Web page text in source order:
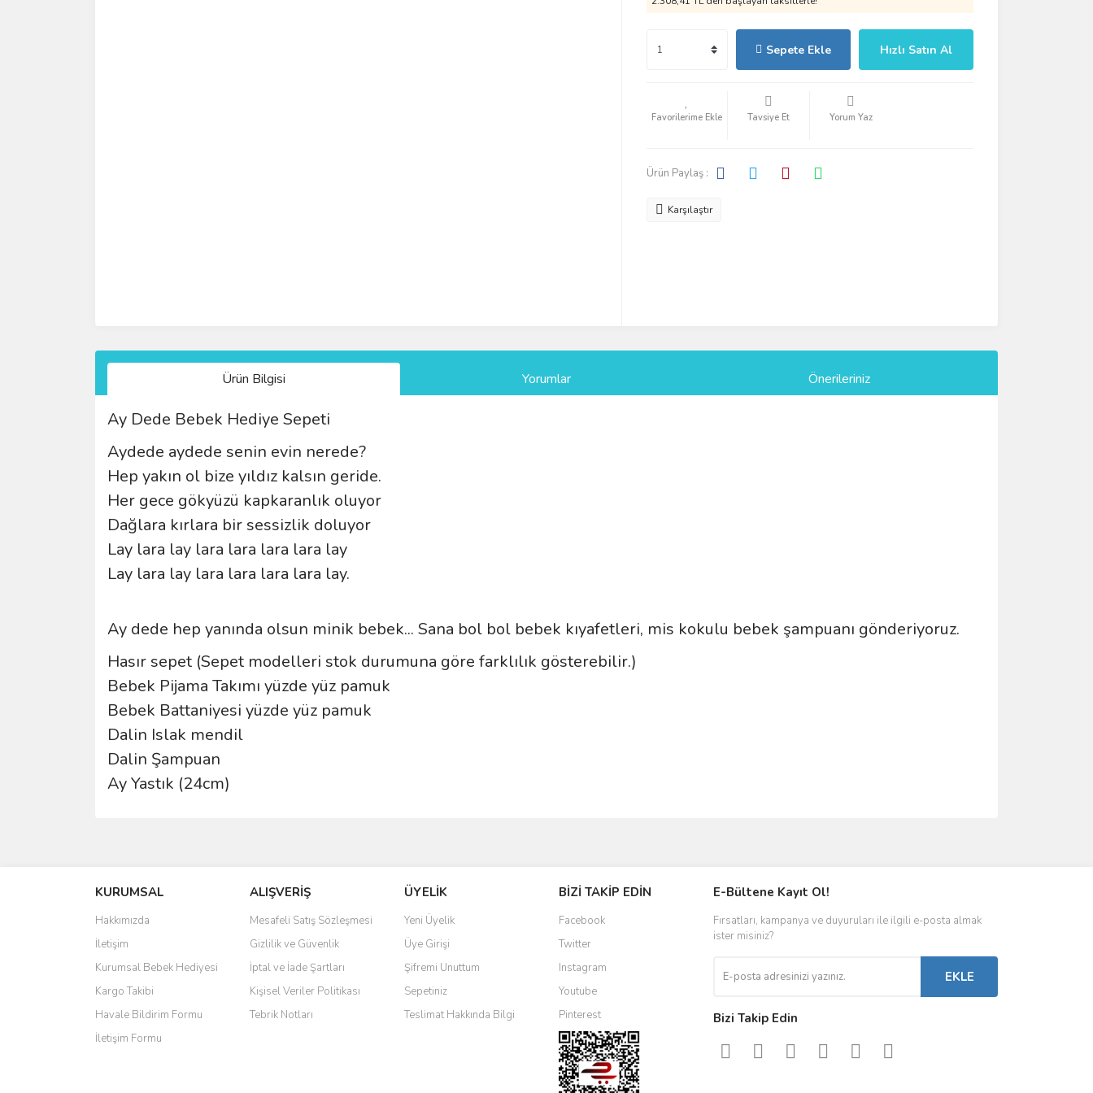
Sepete Ekle Hızlı Satın Al
Tavsiye Et Yorum Yaz
Ürün Paylaş :
Karşılaştır
Ürün Bilgisi Yorumlar Önerileriniz
Ay Dede Bebek Hediye Sepeti
Aydede aydede senin evin nerede?
Hep yakın ol bize yıldız kalsın geride.
Her gece gökyüzü kapkaranlık oluyor
Dağlara kırlara bir sessizlik doluyor
Lay lara lay lara lara lara lara lay
Lay lara lay lara lara lara lara lay.
Ay dede hep yanında olsun minik bebek... Sana bol bol bebek kıyafetleri, mis kokulu bebek şampuanı gönderiyoruz.
Hasır sepet (Sepet modelleri stok durumuna göre farklılık gösterebilir.)
Bebek Pijama Takımı yüzde yüz pamuk
Bebek Battaniyesi yüzde yüz pamuk
Dalin Islak mendil
Dalin Şampuan
Ay Yastık (24cm)
Ürün resmi kalitesiz, bozuk veya görüntülenemiyor.
Ürün açıklamasında eksik bilgiler bulunuyor.
Ürün bilgilerinde hatalar bulunuyor.
Ürün fiyatı diğer sitelerden daha pahalı.
Bu ürüne benzer farklı alternatifler olmalı.
KURUMSAL
Hakkımızda
İletişim
Kurumsal Bebek Hediyesi
Kargo Takibi
Havale Bildirim Formu
İletişim Formu
ALIŞVERİŞ
Mesafeli Satış Sözleşmesi
Gizlilik ve Güvenlik
İptal ve İade Şartları
Kişisel Veriler Politikası
Tebrik Notları
ÜYELİK
Yeni Üyelik
Üye Girişi
Şifremi Unuttum
Sepetiniz
Teslimat Hakkında Bilgi
BİZİ TAKİP EDİN
Facebook
Twitter
Instagram
Youtube
Pinterest
E-Bültene Kayıt Ol!
Fırsatları, kampanya ve duyuruları ile ilgili e-posta almak
ister misiniz?
EKLE
Bizi Takip Edin